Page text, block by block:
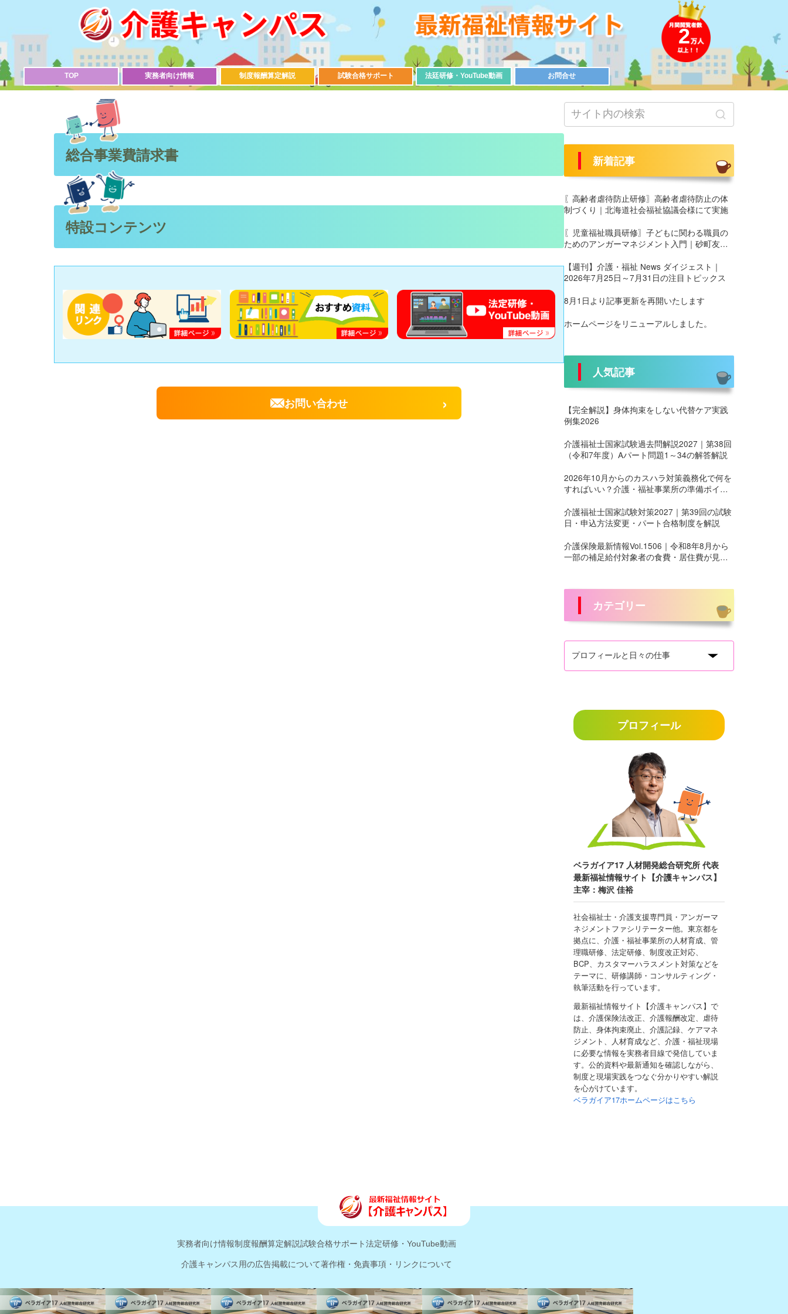
2
TOP 実務者向け情報 制度報酬算定解説 試験合格サポート 法廷研修・YouTube動画 お問合せ
総合事業費請求書
特設コンテンツ
お問い合わせ ›
新着記事
〖高齢者虐待防止研修〗高齢者虐待防止の体
制づくり｜北海道社会福祉協議会様にて実施
〖児童福祉職員研修〗子どもに関わる職員の
ためのアンガーマネジメント入門｜砂町友愛
【週刊】介護・福祉 News ダイジェスト｜
2026年7月25日～7月31日の注目トピックス
8月1日より記事更新を再開いたします
ホームページをリニューアルしました。
人気記事
【完全解説】身体拘束をしない代替ケア実践
例集2026
介護福祉士国家試験過去問解説2027｜第38回
（令和7年度）Aパート問題1～34の解答解説
2026年10月からのカスハラ対策義務化で何を
すればいい？介護・福祉事業所の準備ポイン
介護福祉士国家試験対策2027｜第39回の試験
日・申込方法変更・パート合格制度を解説
介護保険最新情報Vol.1506｜令和8年8月から
一部の補足給付対象者の食費・居住費が見直
カテゴリー
プロフィール
ベラガイア17 人材開発総合研究所 代表
最新福祉情報サイト【介護キャンパス】
主宰：梅沢 佳裕
社会福祉士・介護支援専門員・アンガーマ
ネジメントファシリテーター他。東京都を
拠点に、介護・福祉事業所の人材育成、管
理職研修、法定研修、制度改正対応、
BCP、カスタマーハラスメント対策などを
テーマに、研修講師・コンサルティング・
執筆活動を行っています。
最新福祉情報サイト【介護キャンパス】で
は、介護保険法改正、介護報酬改定、虐待
防止、身体拘束廃止、介護記録、ケアマネ
ジメント、人材育成など、介護・福祉現場
に必要な情報を実務者目線で発信していま
す。公的資料や最新通知を確認しながら、
制度と現場実践をつなぐ分かりやすい解説
を心がけています。
ベラガイア17ホームページはこちら
実務者向け情報制度報酬算定解説試験合格サポート法定研修・YouTube動画
介護キャンパス用の広告掲載について著作権・免責事項・リンクについて